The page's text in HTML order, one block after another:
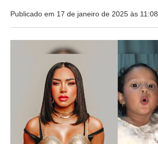
Publicado em 17 de janeiro de 2025 às 11:08